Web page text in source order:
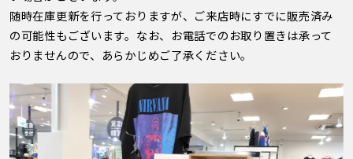
随時在庫更新を行っておりますが、ご来店時にすでに販売済み
の可能性もございます。なお、お電話でのお取り置きは承って
おりませんので、あらかじめご了承ください。